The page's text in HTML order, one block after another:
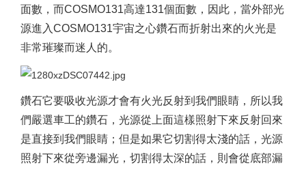
面數，而COSMO131高達131個面數，因此，當外部光
源進入COSMO131宇宙之心鑽石而折射出來的火光是
非常璀璨而迷人的。
鑽石它要吸收光源才會有火光反射到我們眼睛，所以我
們嚴選車工的鑽石，光源從上面這樣照射下來反射回來
是直接到我們眼睛；但是如果它切割得太淺的話，光源
照射下來從旁邊漏光，切割得太深的話，則會從底部漏